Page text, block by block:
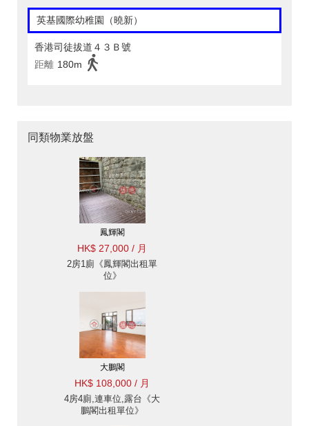
英基國際幼稚園（曉新）
香港司徒拔道４３Ｂ號
距離 180m
同類物業放盤
鳳輝閣
HK$ 27,000 / 月
2房1廁《鳳輝閣出租單
位》
大鵬閣
HK$ 108,000 / 月
4房4廁,連車位,露台《大
鵬閣出租單位》